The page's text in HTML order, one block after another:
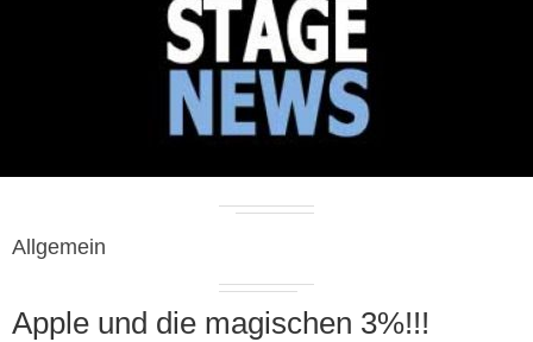
Allgemein
Apple und die magischen 3%!!!